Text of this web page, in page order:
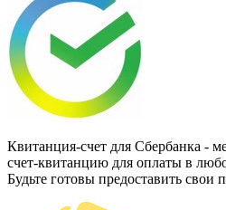
Квитанция-счет для Сбербанка -
счет-квитанцию для оплаты в
Будьте готовы предоставить свои